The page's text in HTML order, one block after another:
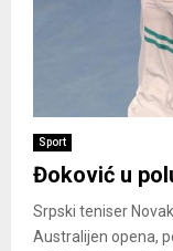
Sport
Đoković u
Srpski teniser
Australijen opena,